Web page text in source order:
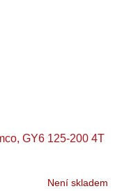
GY6 125-200 4T
Není skladem